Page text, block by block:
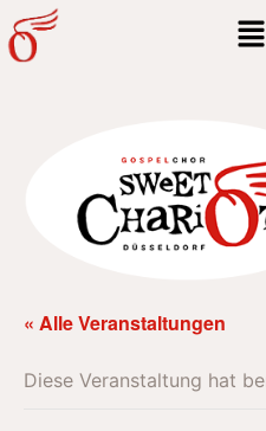
« Alle Veranstaltungen
Diese Veranstaltung hat